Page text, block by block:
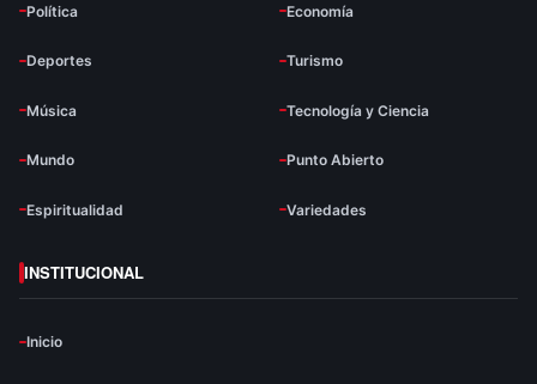
Política Economía
Deportes Turismo
Música Tecnología y Ciencia
Mundo Punto Abierto
Espiritualidad Variedades
INSTITUCIONAL
Inicio